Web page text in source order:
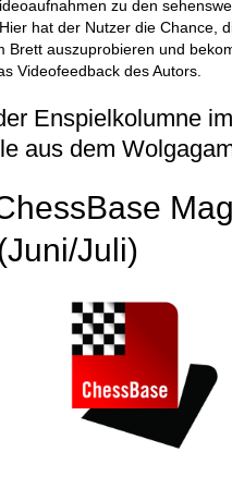
zu den
hat der Nutzer die Chance,
Brett auszuprobieren und
Videofeedback des Autors.
Enspielkolumne
aus dem
Juli)